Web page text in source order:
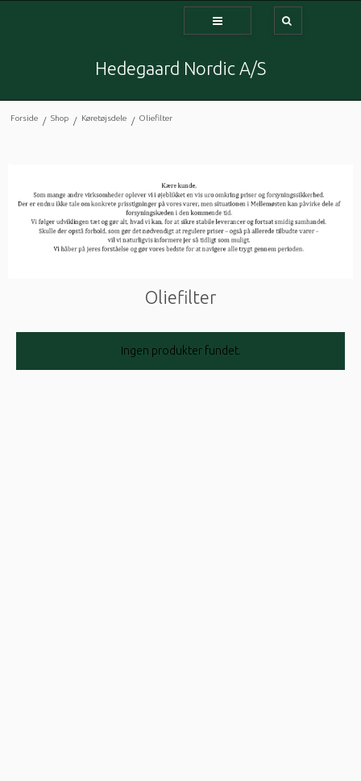
Hedegaard Nordic A/S
Forside / Shop / Køretøjsdele / Oliefilter
Oliefilter
Ingen produkter fundet.